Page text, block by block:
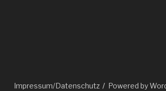
Impressum/Datenschutz Powered by